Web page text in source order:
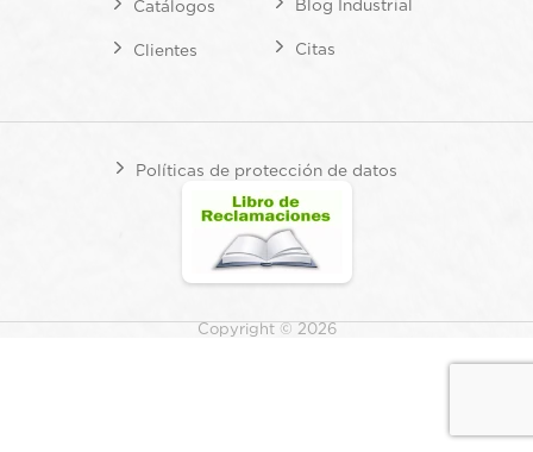
Catálogos
Clientes
Blog Industrial
Citas
Políticas de protección de datos
Copyright © 2026